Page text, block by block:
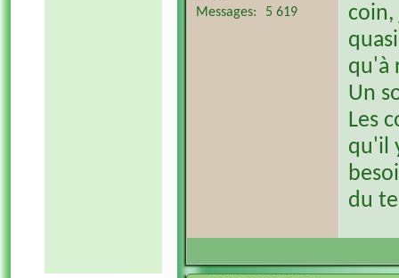
Messages
5 619
coin,
qu'à
Un
Les
qu'il
du